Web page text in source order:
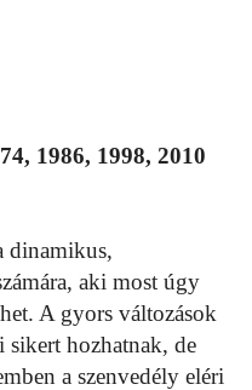
1986, 1998, 2010
dinamikus,
aki most úgy
A gyors változások
sikert hozhatnak, de
a szenvedély eléri